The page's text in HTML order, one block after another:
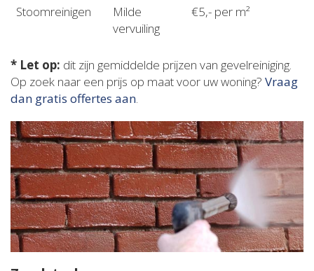
Stoomreinigen
Milde
vervuiling
€5,- per m²
* Let op: dit zijn gemiddelde prijzen van gevelreiniging.
Op zoek naar een prijs op maat voor uw woning? Vraag
dan gratis offertes aan.